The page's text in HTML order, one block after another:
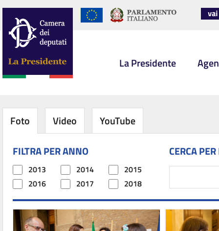
La Presidente
Foto Video
YouTube
FILTRA PER ANNO
2013 2014
2015
2016
2017 2018
CERCA